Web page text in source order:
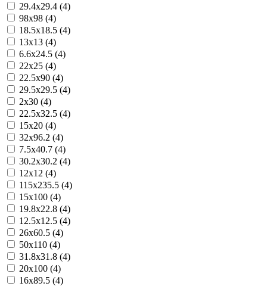
29.4x29.4 (4)
98x98 (4)
18.5x18.5 (4)
13x13 (4)
6.6x24.5 (4)
22x25 (4)
22.5x90 (4)
29.5x29.5 (4)
2x30 (4)
22.5x32.5 (4)
15x20 (4)
32x96.2 (4)
7.5x40.7 (4)
30.2x30.2 (4)
12x12 (4)
115x235.5 (4)
15x100 (4)
19.8x22.8 (4)
12.5x12.5 (4)
26x60.5 (4)
50x110 (4)
31.8x31.8 (4)
20x100 (4)
16x89.5 (4)